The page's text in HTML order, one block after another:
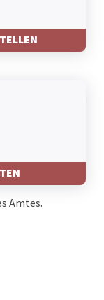
Amtes.